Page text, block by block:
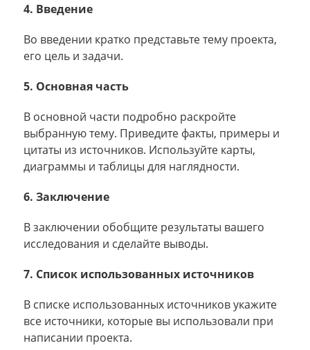
4. Введение
Во введении кратко представьте тему проекта,
его цель и задачи.
5. Основная часть
В основной части подробно раскройте
выбранную тему. Приведите факты, примеры и
цитаты из источников. Используйте карты,
диаграммы и таблицы для наглядности.
6. Заключение
В заключении обобщите результаты вашего
исследования и сделайте выводы.
7. Список использованных источников
В списке использованных источников укажите
все источники, которые вы использовали при
написании проекта.